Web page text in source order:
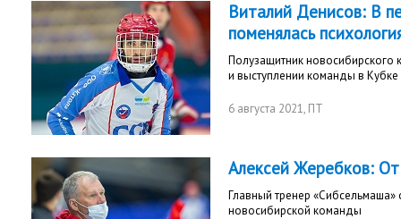
Виталий Денисов: В
поменялась
Полузащитник новосибирского
и выступлении команды в Кубке
6 августа 2021, ПТ
Алексей Жеребков:
Главный тренер «Сибсельмаша»
новосибирской команды